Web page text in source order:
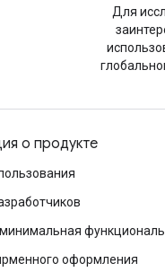
Для
о продукте
оформления